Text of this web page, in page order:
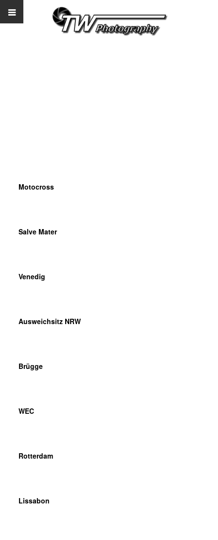
Motocross
Salve Mater
Venedig
Ausweichsitz NRW
Brügge
WEC
Rotterdam
Lissabon